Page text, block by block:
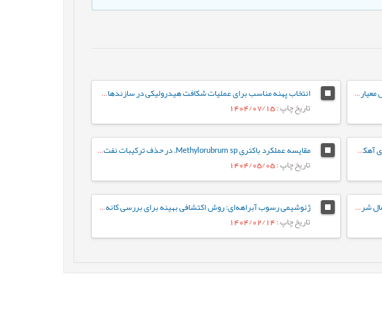
طراحی اندازه و ابعاد بهینه بلوک¬های تخمین ذخیره بر اساس معیارهای مختلف (مورد مطالعه: کانسار طلای زرزیمای موچش)
انتخاب پهنه مناسب برای عملیات شکافت هیدرولیکی در سازندهای ایلام و سروک در یکی از چاه-های نفتی میادین جنوب غربی ایران
تاریخ چاپ: 1404/07/15
زیست‌چینه‌نگاری نهشته‌های کرتاسه براساس نانوفسیل‌های آهکی در برش کوهبنان (شمال غرب کرمان، حوضه رسوبی ایران مرکزی)
مقایسه عملکرد باکتری Methylorubrum sp. در حذف ترکیبات نفت خام به‌صورت آزاد و تثبیت‌شده: رویکردی بر پایه فعالیت آنزیم‌های کلیدی
تاریخ چاپ: 1404/05/05
تغییرات چینه‌شناسی عضو سیمره در روند جنوب غربی-شمال شرقی زیرزون ساختاری لرستان، حوضه زاگرس
ژئوشیمی رسوب آبراهه‌ای: روش اکتشافی بهینه برای بررسی کانه‌زایی مس در گستره چاه رستم، جنوب بیرجند
تاریخ چاپ: 1404/02/14